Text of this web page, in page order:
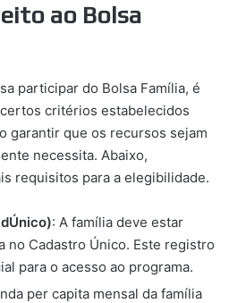
ao Bolsa
participar do Bolsa Família, é
critérios estabelecidos
garantir que os recursos sejam
necessita. Abaixo,
requisitos para a elegibilidade.
: A família deve estar
no Cadastro Único. Este registro
para o acesso ao programa.
per capita mensal da família